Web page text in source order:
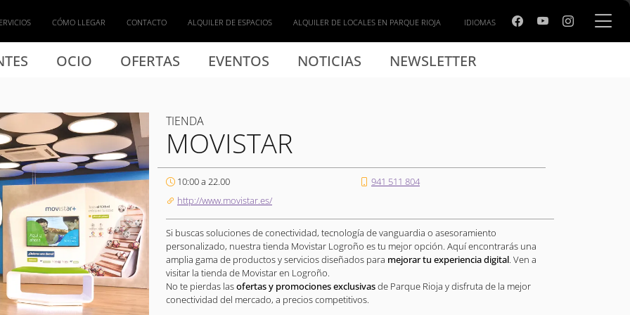
OCIO OFERTAS EVENTOS NOTICIAS NEWSLETTER
CÓMO LLEGAR CONTACTO ALQUILER DE ESPACIOS ALQUILER DE LOCALES EN PARQUE RIOJA IDIOMAS
TIENDA
MOVISTAR
10:00 a 22.00
941 511 804
http://www.movistar.es/
Si buscas soluciones de conectividad, tecnología de vanguardia o asesoramiento
personalizado, nuestra tienda Movistar Logroño es tu mejor opción. Aquí encontrarás una
amplia gama de productos y servicios diseñados para mejorar tu experiencia digital. Ven a
visitar la tienda de Movistar en Logroño.
No te pierdas lasofertas y promociones exclusivasde Parque Rioja y disfruta de la mejor
conectividad del mercado, a precios competitivos.